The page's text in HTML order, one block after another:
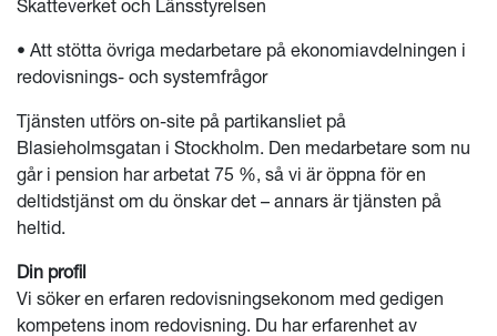
Skatteverket och Länsstyrelsen
• Att stötta övriga medarbetare på ekonomiavdelningen i
redovisnings- och systemfrågor
Tjänsten utförs on-site på partikansliet på
Blasieholmsgatan i Stockholm. Den medarbetare som nu
går i pension har arbetat 75 %, så vi är öppna för en
deltidstjänst om du önskar det – annars är tjänsten på
heltid.
Din profil
Vi söker en erfaren redovisningsekonom med gedigen
kompetens inom redovisning. Du har erfarenhet av